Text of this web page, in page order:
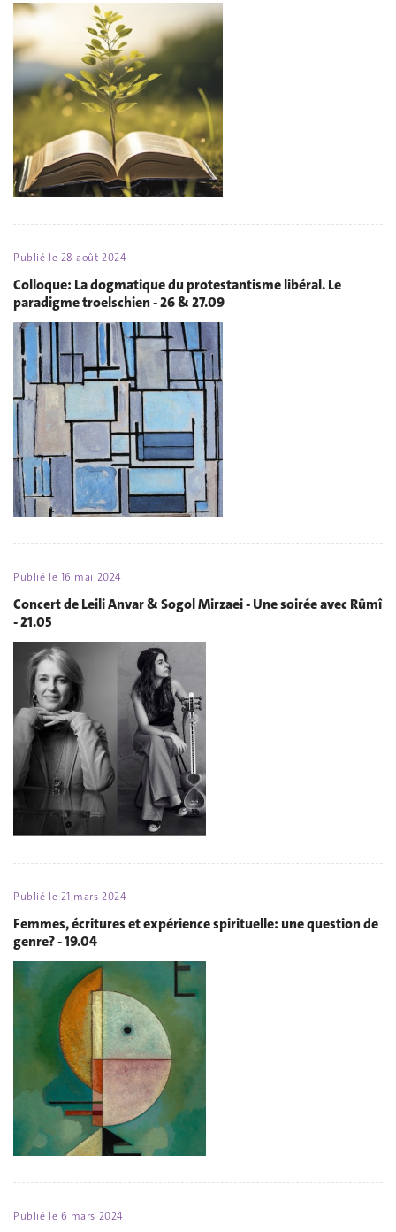
Publié le 28 août 2024
Colloque: La dogmatique du protestantisme libéral. Le
paradigme troelschien - 26 & 27.09
Publié le 16 mai 2024
Concert de Leili Anvar & Sogol Mirzaei - Une soirée avec Rûmî
- 21.05
Publié le 21 mars 2024
Femmes, écritures et expérience spirituelle: une question de
genre? - 19.04
Publié le 6 mars 2024